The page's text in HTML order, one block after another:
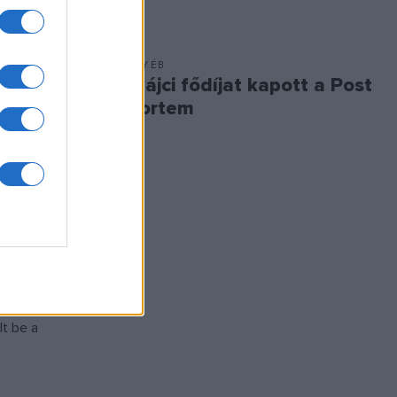
egy
be a
EGYÉB
Svájci fődíjat kapott a Post
Mortem